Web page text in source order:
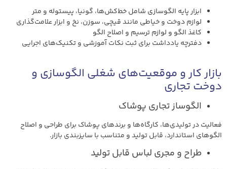
ابزار پایه الگوسازی شامل خط‌کش‌ها، گونیا، پیستوله و متر
لوازم دوخت و خیاطی مانند قیچی، سوزن، نخ و ابزار علامت‌گذاری
کاغذ الگو و لوازم ترسیم و اصلاح الگو
دفترچه یادداشت برای ثبت نکات آموزشی و تکنیک‌های اجرایی
بازار کار و موقعیت‌های شغلی الگوسازی و
دوخت تجاری
الگوساز تجاری پوشاک
فعالیت در تولیدی‌ها، کارگاه‌ها و برندهای پوشاک برای طراحی و اصلاح
الگوهای استاندارد، قابل تولید و متناسب با سایزبندی بازار.
طراح و مجری لباس قابل تولید